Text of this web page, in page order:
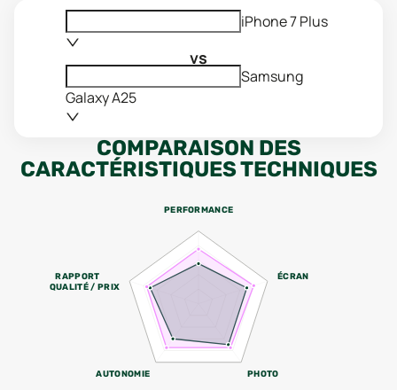
iPhone 7 Plus
vs
Samsung
Galaxy A25
COMPARAISON DES
CARACTÉRISTIQUES TECHNIQUES
PERFORMANCE
ÉCRAN
PHOTO
AUTONOMIE
RAPPORT
QUALITÉ / PRIX